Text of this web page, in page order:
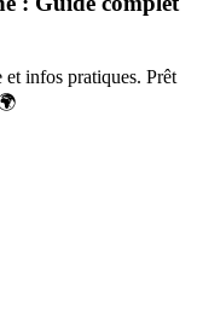
infos pratiques. Prêt